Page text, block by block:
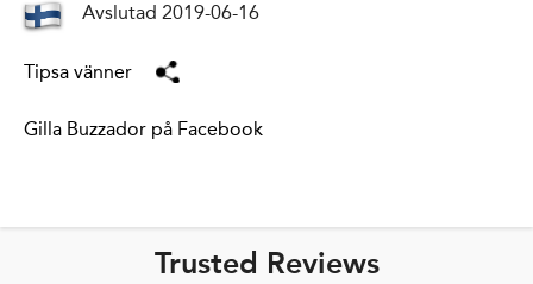
Avslutad 2019-06-16
Tipsa vänner
Gilla Buzzador på Facebook
Trusted Reviews